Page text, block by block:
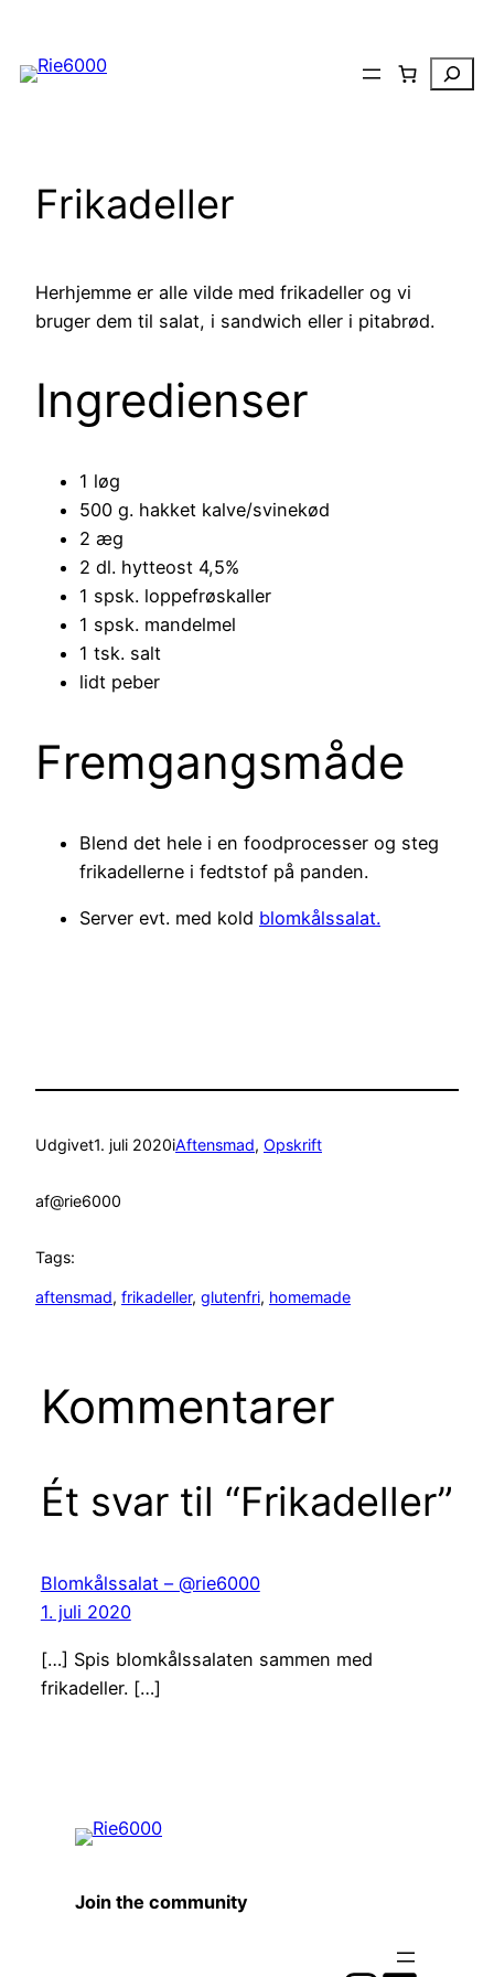
indhold
Search
Frikadeller
Herhjemme er alle vilde med frikadeller og vi
bruger dem til salat, i sandwich eller i pitabrød.
Ingredienser
1 løg
500 g. hakket kalve/svinekød
2 æg
2 dl. hytteost 4,5%
1 spsk. loppefrøskaller
1 spsk. mandelmel
1 tsk. salt
lidt peber
Fremgangsmåde
Blend det hele i en foodprocesser og steg
frikadellerne i fedtstof på panden.
Server evt. med kold blomkålssalat.
Udgivet1. juli 2020iAftensmad, Opskrift
af@rie6000
Tags:
aftensmad, frikadeller, glutenfri, homemade
Kommentarer
Ét svar til “Frikadeller”
Blomkålssalat – @rie6000
1. juli 2020
[…] Spis blomkålssalaten sammen med
frikadeller. […]
Join the community